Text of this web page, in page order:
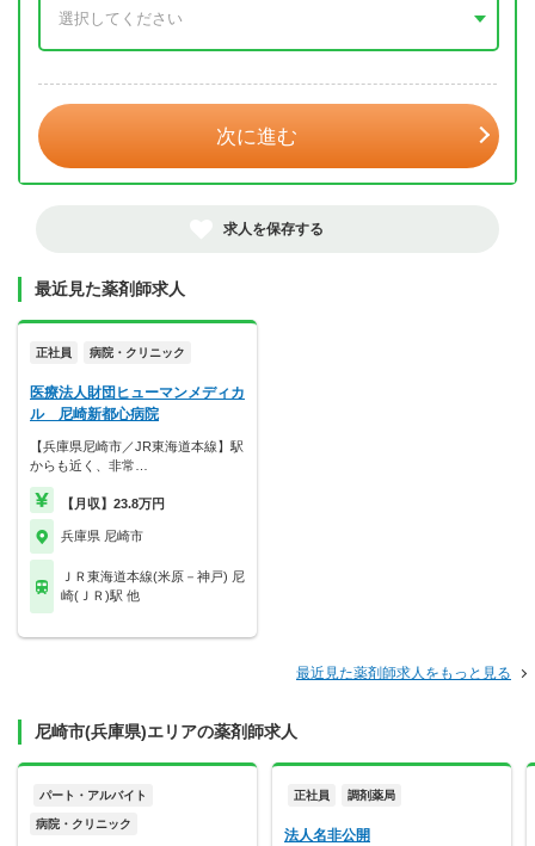
次に進む
求人を保存する
最近見た薬剤師求人
正社員 病院・クリニック
医療法人財団ヒューマンメディカ
ル 尼崎新都心病院
【兵庫県尼崎市／JR東海道本線】駅
からも近く、非常…
【月収】23.8万円
兵庫県 尼崎市
ＪＲ東海道本線(米原－神戸) 尼
崎(ＪＲ)駅 他
最近見た薬剤師求人をもっと見る
尼崎市(兵庫県)エリアの薬剤師求人
パート・アルバイト
病院・クリニック
正社員 調剤薬局
法人名非公開